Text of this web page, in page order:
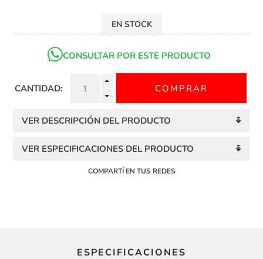
EN STOCK
CONSULTAR POR ESTE PRODUCTO
CANTIDAD:
VER DESCRIPCIÓN DEL PRODUCTO
VER ESPECIFICACIONES DEL PRODUCTO
COMPARTÍ EN TUS REDES
ESPECIFICACIONES